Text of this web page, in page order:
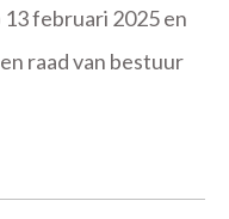
februari 2025 en
raad van bestuur